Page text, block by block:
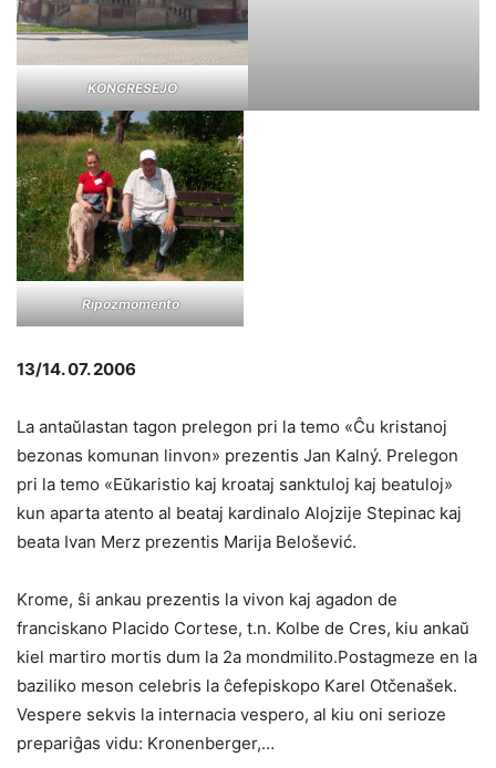
KONGRESEJO
Ripozmomento
13/14. 07. 2006
La antaŭlastan tagon prelegon pri la temo «Ĉu kristanoj
bezonas komunan linvon» prezentis Jan Kalný. Prelegon
pri la temo «Eŭkaristio kaj kroataj sanktuloj kaj beatuloj»
kun aparta atento al beataj kardinalo Alojzije Stepinac kaj
beata Ivan Merz prezentis Marija Belošević.
Krome, ŝi ankau prezentis la vivon kaj agadon de
franciskano Placido Cortese, t.n. Kolbe de Cres, kiu ankaŭ
kiel martiro mortis dum la 2a mondmilito.Postagmeze en la
baziliko meson celebris la ĉefepiskopo Karel Otčenašek.
Vespere sekvis la internacia vespero, al kiu oni serioze
prepariĝas vidu: Kronenberger,…